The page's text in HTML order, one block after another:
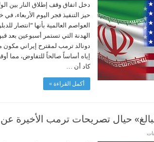
دخل اتفاق وقف إطلاق النار بين
حيز التنفيذ فجر اليوم الأربعاء،
العواصم العالمية بأنها “انتصار
الهدنة التي تستمر أسبوعين بعد
إياه أساساً صالحاً للتفاوض، مما
كاد أن …
أكمل القراءة »
حيال تصريحات ترمب الأخيرة عن